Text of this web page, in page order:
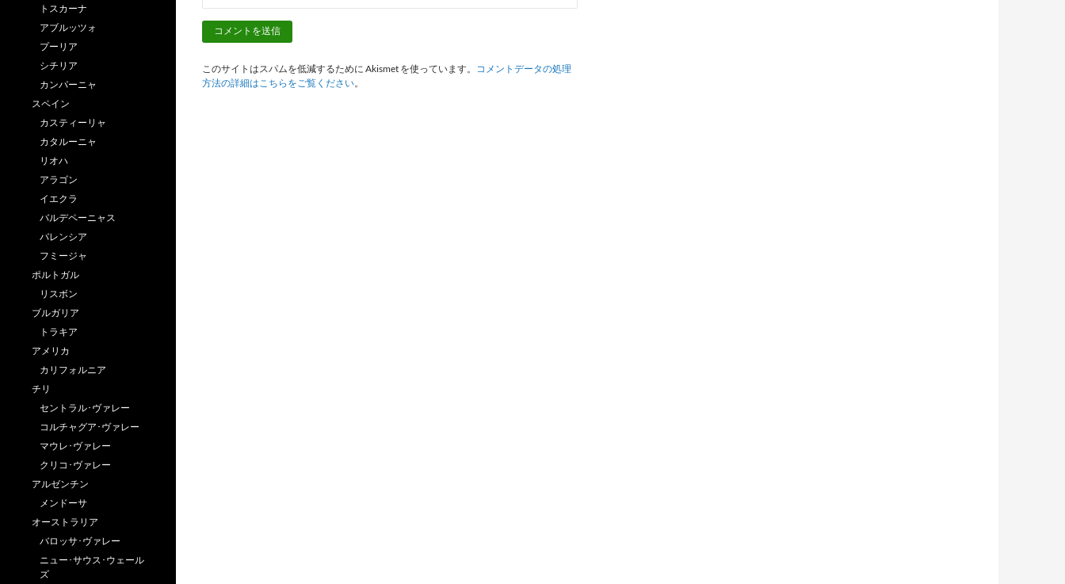
このサイトはスパムを低減するために Akismet を使っています。 コメントデータの処理
方法の詳細はこちらをご覧ください。
トスカーナ
アブルッツォ
プーリア
シチリア
カンパーニャ
スペイン
カスティーリャ
カタルーニャ
リオハ
アラゴン
イエクラ
バルデペーニャス
バレンシア
フミージャ
ポルトガル
リスボン
ブルガリア
トラキア
アメリカ
カリフォルニア
チリ
セントラル･ヴァレー
コルチャグア･ヴァレー
マウレ･ヴァレー
クリコ･ヴァレー
アルゼンチン
メンドーサ
オーストラリア
バロッサ･ヴァレー
ニュー･サウス･ウェール
ズ